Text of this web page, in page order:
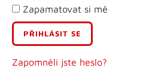
Zapamatovat si mě
Zapomněli jste heslo?
E-mail
Uživatelské jméno